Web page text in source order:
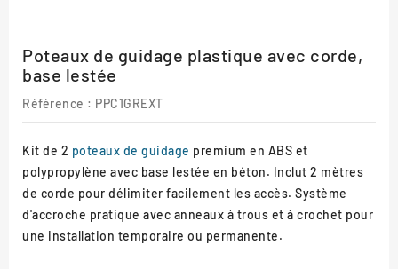
Poteaux de guidage plastique avec corde,
base lestée
Référence : PPC1GREXT
Kit de 2 poteaux de guidage premium en ABS et
polypropylène avec base lestée en béton. Inclut 2 mètres
de corde pour délimiter facilement les accès. Système
d'accroche pratique avec anneaux à trous et à crochet pour
une installation temporaire ou permanente.